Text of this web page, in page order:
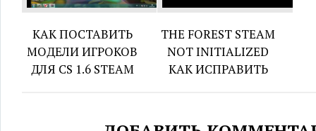
КАК ПОСТАВИТЬ
МОДЕЛИ ИГРОКОВ
ДЛЯ CS 1.6 STEAM
THE FOREST STEAM
NOT INITIALIZED
КАК ИСПРАВИТЬ